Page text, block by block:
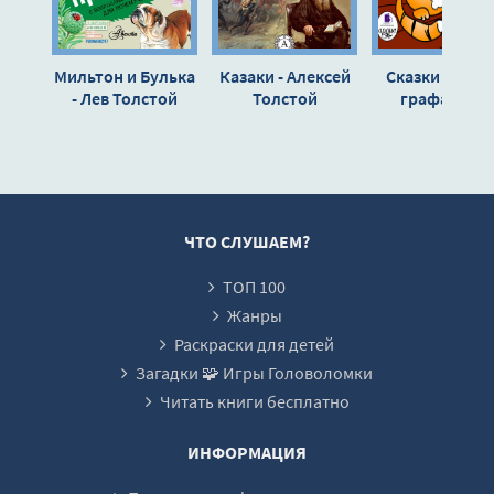
08 - Толстой - Смерть Ивана Ильича - Глава 8_
09 - Толстой - Смерть Ивана Ильича - Глава 9_
10 - Толстой - Смерть Ивана Ильича - Глава 10_
Смерть Ивана Ильича
Мильтон и Булька
- Лев Толстой
Казаки - Алексей
Толстой
Сказки и
графа Льва
ЧТО СЛУШАЕМ?
ТОП 100
Жанры
Раскраски для детей
Загадки 🧩 Игры Головоломки
Читать книги бесплатно
ИНФОРМАЦИЯ